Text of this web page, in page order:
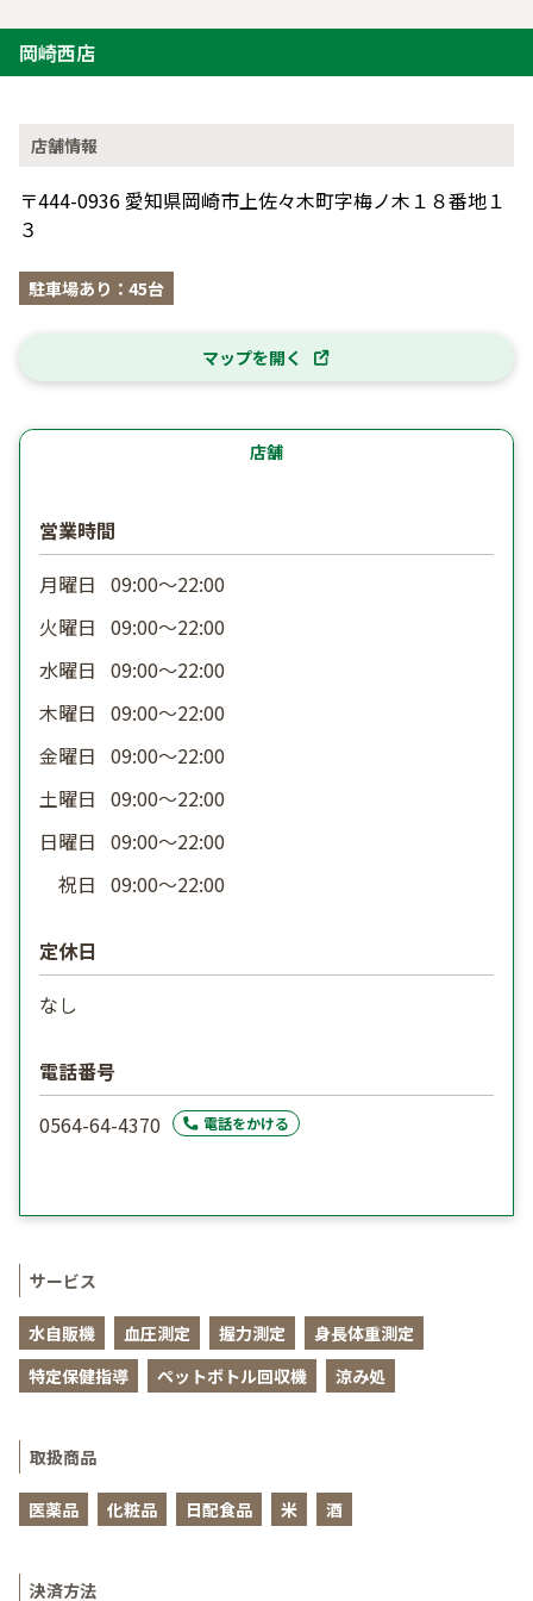
岡崎西店
店舗情報
〒444-0936 愛知県岡崎市上佐々木町字梅ノ木１８番地１
３
駐車場あり：45台
マップを開く
店舗
営業時間
月曜日 09:00〜22:00
火曜日 09:00〜22:00
水曜日 09:00〜22:00
木曜日 09:00〜22:00
金曜日 09:00〜22:00
土曜日 09:00〜22:00
日曜日 09:00〜22:00
祝日 09:00〜22:00
定休日
なし
電話番号
0564-64-4370
電話をかける
サービス
水自販機 血圧測定 握力測定
身長体重測定
特定保健指導
ペットボトル回収機 涼み処
取扱商品
医薬品 化粧品 日配食品 米 酒
決済方法